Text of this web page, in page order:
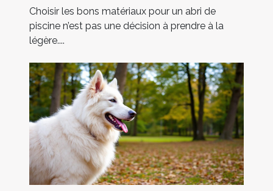
Choisir les bons matériaux pour un abri de
piscine n’est pas une décision à prendre à la
légère....